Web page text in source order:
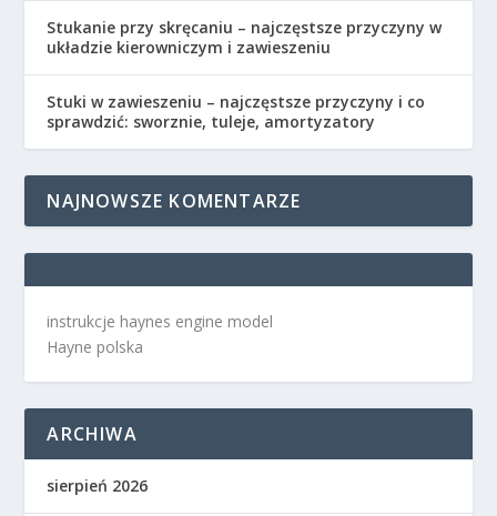
Stukanie przy skręcaniu – najczęstsze przyczyny w
układzie kierowniczym i zawieszeniu
Stuki w zawieszeniu – najczęstsze przyczyny i co
sprawdzić: sworznie, tuleje, amortyzatory
NAJNOWSZE KOMENTARZE
instrukcje haynes engine model
Hayne polska
ARCHIWA
sierpień 2026